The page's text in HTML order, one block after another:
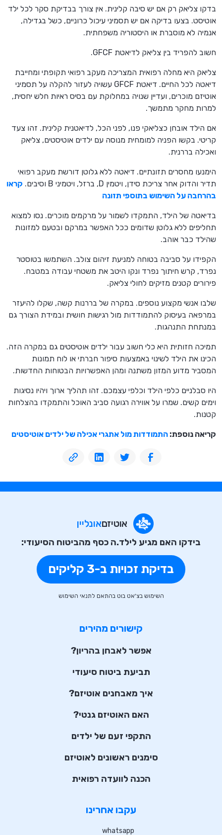
בדקו צליאק רק אם יש סיבה קלינית. אין צורך בבדיקת סקר לכל ילד
אוטיסט. בצעו בדיקה אם יש תסמיני עיכול כרוניים, כשל בגדילה,
אנמיה לא מוסברת או היסטוריה משפחתית.
חשוב להפריד בין צליאק לדיאטת GFCF.
צליאק היא מחלה רפואית המצריכה מעקב רפואי תקופתי ומחייבת
דיאטה לכל החיים. דיאטת GFCF עשויה לעזור להקלה על תסמיני
אוטיזם מוכרים, ועדיין שנויה במחלוקת עם בסיס ראיות חלש יחסית,
למרות מחקר מתמשך.
אם הילד אובחן כצליאקי פנו, לפני הכל, לדיאטנית קלינית. זהו צעד
קריטי. בקשו הפניה למומחית מנוסה עם ילדים אוטיסטים, צליאק
ואכילה בררנית.
הימנעו מחסרים תזונתיים. דיאטה ללא גלוטן דורשת מעקב רפואי
תדיר והדוק אחר צריכת סידן, ויטמין D, ברזל, ויטמיני B וסיבים.
קראו
בהרחבה על השימוש בתוספי תזונה
בדיאטה של הילד, התמקדו לשמור על מרקמים מוכרים. נסו למצוא
תחליפים ללא גלוטן שדומים ככל האפשר במרקם ובטעם למזונות
שהילד כבר אוהב.
הקפידו על סביבה בטוחה למניעת זיהום צולב. השתמשו בטוסטר
נפרד, קרש חיתוך נפרד ונקו היטב את משטחי עבודה במטבח.
פירורים קטנים מזיקים לחולי צליאק.
שלבו אנשי מקצוע נוספים. במקרה של בררנות קשה, שקלו להיעזר
במרפאה בעיסוק להתמודדות מול רגישות חושית ובמידת הצורך גם
במנתחת התנהגות.
תמיכה חזותית היא כלי חשוב עבור ילדים אוטיסטים גם במקרה הזה.
הכינו את הילד לשינוי באמצעות סיפור חברתי או לוח תמונות
המסביר מדוע המזון משתנה ומהן האפשרויות הבטוחות החדשות.
היו סבלניים כלפי הילד וכלפי עצמכם. זהו תהליך ארוך ויהיו נסיגות
וימים קשים. שמרו על אווירה רגועה סביב האוכל והתמקדו בהצלחות
קטנות.
קריאה נוספת: התמודדות מול אתגרי אכילה של ילדים אוטיסטים
אוטיזםאונליין
בידקו האם מגיע לילד.ה כסף מהביטוח הסיעודי:
בדיקת זכויות ב-3 קליקים
השימוש בצ'אט בוט בהתאם לתנאי השימוש
קישורים מהירים
אפשר לאבחן בהריון?
תביעת ביטוח סיעודי
איך מאבחנים אוטיזם?
האם האוטיזם גנטי?
התקפי זעם של ילדים
סימנים ראשונים לאוטיזם
הכנה לוועדה רפואית
עקבו אחרינו
whatsapp